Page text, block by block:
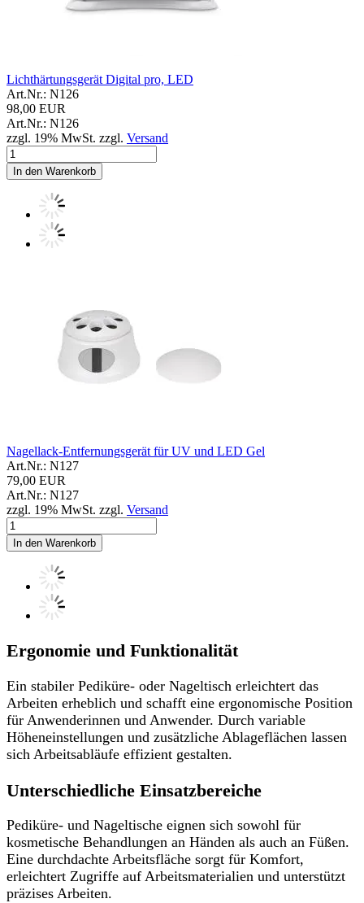
Lichthärtungsgerät Digital pro, LED
Art.Nr.: N126
98,00 EUR
Art.Nr.: N126
zzgl. 19% MwSt. zzgl. Versand
In den Warenkorb
Nagellack-Entfernungsgerät für UV und LED Gel
Art.Nr.: N127
79,00 EUR
Art.Nr.: N127
zzgl. 19% MwSt. zzgl. Versand
In den Warenkorb
Ergonomie und Funktionalität
Ein stabiler Pediküre- oder Nageltisch erleichtert das
Arbeiten erheblich und schafft eine ergonomische Position
für Anwenderinnen und Anwender. Durch variable
Höheneinstellungen und zusätzliche Ablageflächen lassen
sich Arbeitsabläufe effizient gestalten.
Unterschiedliche Einsatzbereiche
Pediküre- und Nageltische eignen sich sowohl für
kosmetische Behandlungen an Händen als auch an Füßen.
Eine durchdachte Arbeitsfläche sorgt für Komfort,
erleichtert Zugriffe auf Arbeitsmaterialien und unterstützt
präzises Arbeiten.